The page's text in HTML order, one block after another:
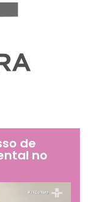
de
no